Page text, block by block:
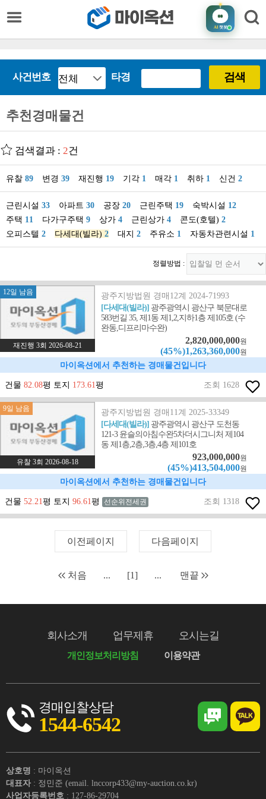
AI챗봇
사건번호 타경 검색
추천경매물건
검색결과 : 2건
유찰 89 변경 39 재진행 19 기각 1 매각 1 취하 1 신건 2
근린시설 33 아파트 30 공장 20 근린주택 19 숙박시설 12
주택 11 다가구주택 9 상가 4 근린상가 4 콘도(호텔) 2
오피스텔 2 다세대(빌라) 2 대지 2 주유소 1 자동차관련시설 1
정렬방법 :
12일 남음
재진행 3회 2026-08-21
광주지방법원 경매12계 2024-71993
[다세대(빌라)] 광주광역시 광산구 북문대로
583번길 35, 제1동 제1,2,지하1층 제105호 (수
완동,디프리마수완)
2,820,000,000원
(45%)1,263,360,000원
마이옥션에서 추천하는 경매물건입니다
건물 82.08평 토지 173.61평 조회 1628
9일 남음
유찰 3회 2026-08-18
광주지방법원 경매11계 2025-33349
[다세대(빌라)] 광주광역시 광산구 도천동
121-3 윤슬의아침수완5차더시그니처 제104
동 제1층,2층,3층,4층 제101호
923,000,000원
(45%)413,504,000원
마이옥션에서 추천하는 경매물건입니다
건물 52.21평 토지 96.61평 선순위전세권 조회 1318
이전페이지 다음페이지
처음 ... [1] ... 맨끝
회사소개 업무제휴 오시는길
개인정보처리방침 이용약관
경매입찰상담
1544-6542
상호명 : 마이옥션
대표자 : 정민준 (email. lnccorp433@my-auction.co.kr)
사업자등록번호 : 127-86-29704